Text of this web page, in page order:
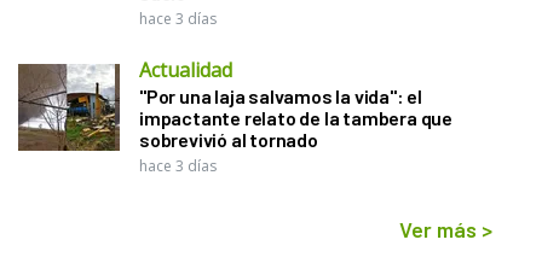
hace 3 días
Actualidad
"Por una laja salvamos la vida": el
impactante relato de la tambera que
sobrevivió al tornado
hace 3 días
Ver más >